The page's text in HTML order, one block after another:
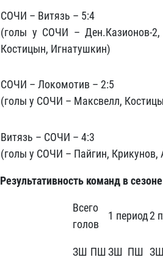
СОЧИ – Витязь – 5:4
(голы у СОЧИ – Ден.Казионов-2,
Костицын, Игнатушкин)
СОЧИ – Локомотив – 2:5
(голы у СОЧИ – Максвелл,
Витязь – СОЧИ – 4:3
(голы у СОЧИ – Пайгин, Крикунов,
Результативность команд в
Всего
голов
1 период2
ЗШ ПШЗШ ПШ ЗШ